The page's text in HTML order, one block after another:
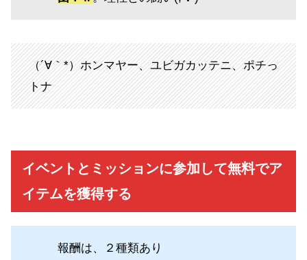
（´∀｀*）ホンマヤー、ユビガカッテニ、ポチっ
トナ
イベントとミッションに参加して無料でア
イテムを獲得する
報酬は、２種類あり